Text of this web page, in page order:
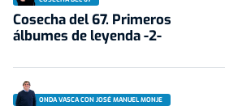
Cosecha del 67. Primeros
álbumes de leyenda -2-
ONDA VASCA CON JOSÉ MANUEL MONJE